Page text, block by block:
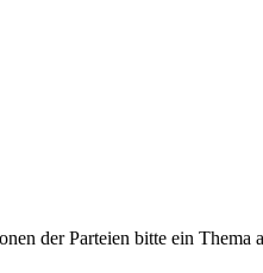
der Parteien bitte ein